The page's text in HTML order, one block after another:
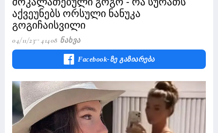
აქვეუნებს ორსული ნანუკა
გოგიჩაისვილი
04/11/23 41408 Ნახვა
Facebook-Ზე Გაზიარება